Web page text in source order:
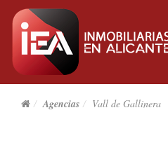
Agencias Vall de Gallinera